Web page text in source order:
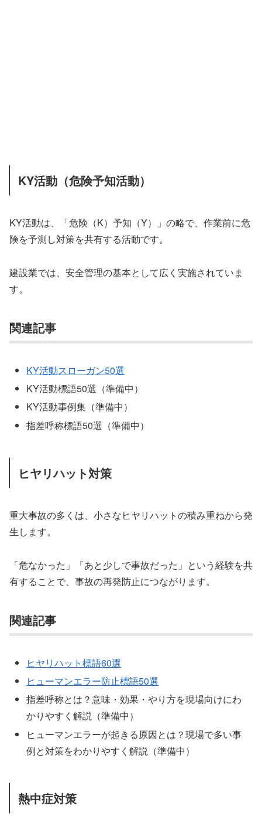
KY活動（危険予知活動）
KY活動は、「危険（K）予知（Y）」の略で、作業前に危
険を予測し対策を共有する活動です。
建設業では、安全管理の基本として広く実施されていま
す。
関連記事
KY活動スローガン50選
KY活動標語50選（準備中）
KY活動事例集（準備中）
指差呼称標語50選（準備中）
ヒヤリハット対策
重大事故の多くは、小さなヒヤリハットの積み重ねから発
生します。
「危なかった」「あと少しで事故だった」という経験を共
有することで、事故の再発防止につながります。
関連記事
ヒヤリハット標語60選
ヒューマンエラー防止標語50選
指差呼称とは？意味・効果・やり方を現場向けにわ
かりやすく解説（準備中）
ヒューマンエラーが起きる原因とは？現場で多い事
例と対策をわかりやすく解説（準備中）
熱中症対策